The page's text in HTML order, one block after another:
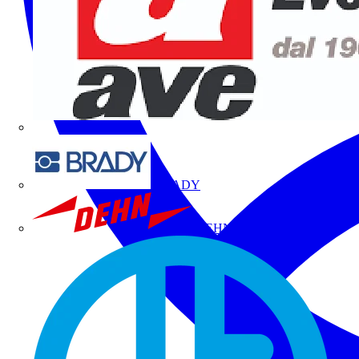
BRADY
DEHN